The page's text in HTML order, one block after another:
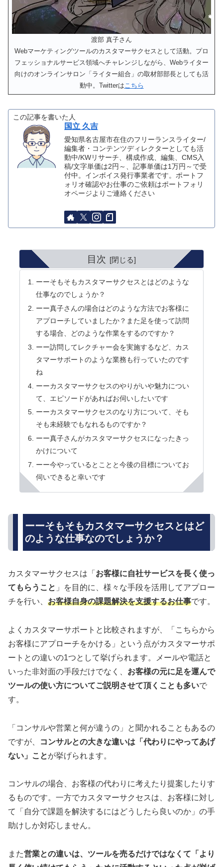
渡部 真子さん
Webマーケティングツールのカスタマーサクセスとして活動。プロ
フェッショナルサービス領域へチャレンジしながら、Webライター
向けのオンラインサロン「ライター組合」の取材部部長としても活
動中。Twitterは こちら
この記事を書いた人
国立 久吉
愛知県名古屋市在住のフリーランスライター/
編集者・コンテンツディレクターとしても活
動中/KWリサーチ、構成作成、編集、CMS入
稿/文字単価は2円～、記事単価は1万円～で受
付中。インボイス発行事業者です。ポートフ
ォリオ確認やお仕事のご依頼はポートフォリ
オページよりご連絡ください
目次
ーーそもそもカスタマーサクセスとはどのような
仕事なのでしょうか？
ーー真子さんの場合はどのような方法でお客様に
アプローチしていましたか？また足を使って訪問
する場合、どのような作業をするのですか？
ーー訪問してレクチャー会を実施するなど、カス
タマーサポートのような業務も行っていたのです
ね
ーーカスタマーサクセスのやりがいや魅力につい
て、エピソードがあればお伺いしたいです
ーーカスタマーサクセスのなり方について、そも
そも未経験でもなれるものですか？
ーー真子さんがカスタマーサクセスになったきっ
かけについて
ーー今やっているとことと今後の目標についてお
伺いできると幸いです
ーーそもそもカスタマーサクセスとはど
のような仕事なのでしょうか？
カスタマーサクセスは「 お客様に自社サービスを長く使っ
てもらうこと 」を目的に、様々な手段を活用してアプロー
チを行い、 お客様自身の課題解決を支援するお仕事です。
よくカスタマーサポートと比較されますが、「こちらから
お客様にアプローチをかける」という点がカスタマーサポ
ートとの違いの1つとして挙げられます。メールや電話と
いった非対面の手段だけでなく、 お客様の元に足を運んで
ツールの使い方についてご説明させて頂くことも多いで
す。
「コンサルや営業と何が違うの」と聞かれることもあるの
ですが、
コンサルとの大きな違いは「代わりにやってあげ
ない」ことが挙げられます。
コンサルの場合、お客様の代わりに考えたり提案したりす
るものです。一方でカスタマーサクセスは、お客様に対し
て「自分で課題を解決するにはどうしたら良いのか」の手
助けしか対応しません。
また営業との違いは、ツールを売るだけではなくて「より